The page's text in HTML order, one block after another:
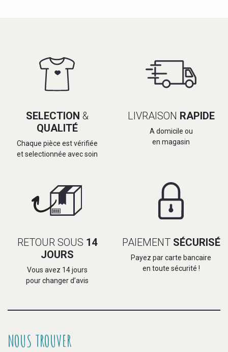
SELECTION &
QUALITÉ
Chaque pièce est vérifiée
et selectionnée avec soin
LIVRAISON RAPIDE
A domicile ou
en magasin
RETOUR SOUS 14
JOURS
Vous avez 14 jours
pour changer d’avis
PAIEMENT SÉCURISÉ
Payez par carte bancaire
en toute sécurité !
NOUS TROUVER